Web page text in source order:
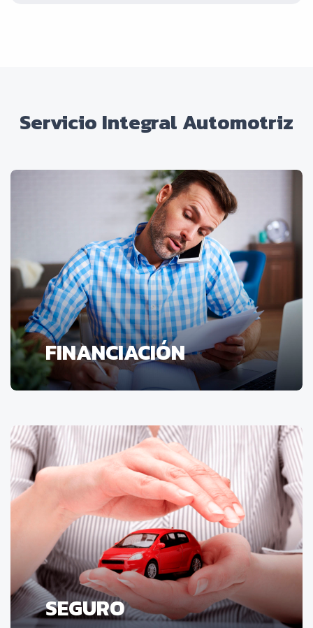
Servicio Integral Automotriz
FINANCIACIÓN
SEGURO